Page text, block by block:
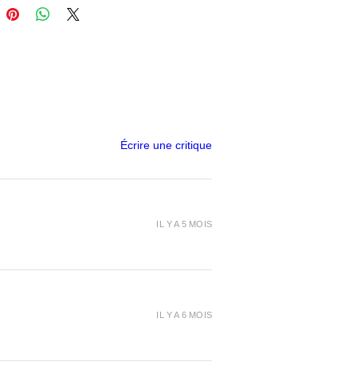
Écrire une critique
IL Y A 5 MOIS
IL Y A 6 MOIS